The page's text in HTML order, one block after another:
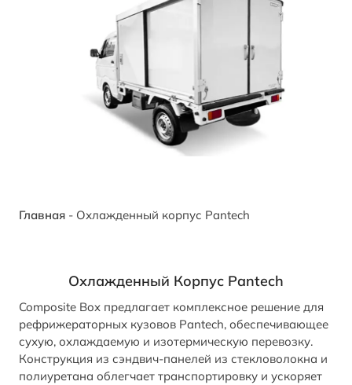
Главная - Охлажденный корпус Pantech
Охлажденный Корпус Pantech
Composite Box предлагает комплексное решение для
рефрижераторных кузовов Pantech, обеспечивающее
сухую, охлаждаемую и изотермическую перевозку.
Конструкция из сэндвич-панелей из стекловолокна и
полиуретана облегчает транспортировку и ускоряет